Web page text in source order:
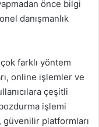
önce bilgi
danışmanlık
farklı yöntem
online işlemler ve
çeşitli
işlemi
güvenilir platformları